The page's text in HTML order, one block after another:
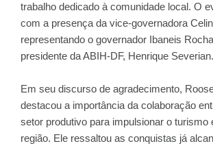
trabalho dedicado à comunidade local. O
com a presença da vice-governadora
representando o governador Ibaneis
presidente da ABIH-DF, Henrique Severian.
Em seu discurso de agradecimento,
destacou a importância da colaboração
setor produtivo para impulsionar o turismo
região. Ele ressaltou as conquistas já